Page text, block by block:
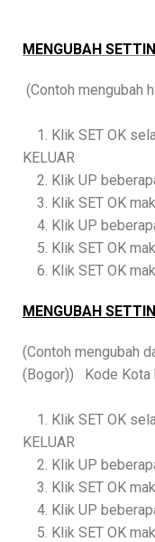
MENGUBAH
(Contoh mengubah
1. Klik SET OK
KELUAR
2. Klik UP
3. Klik SET OK
4. Klik UP
5. Klik SET OK
6. Klik SET OK
MENGUBAH
(Contoh mengubah
(Bogor)) Kode Kota
1. Klik SET OK
KELUAR
2. Klik UP
3. Klik SET OK
4. Klik UP
5. Klik SET OK